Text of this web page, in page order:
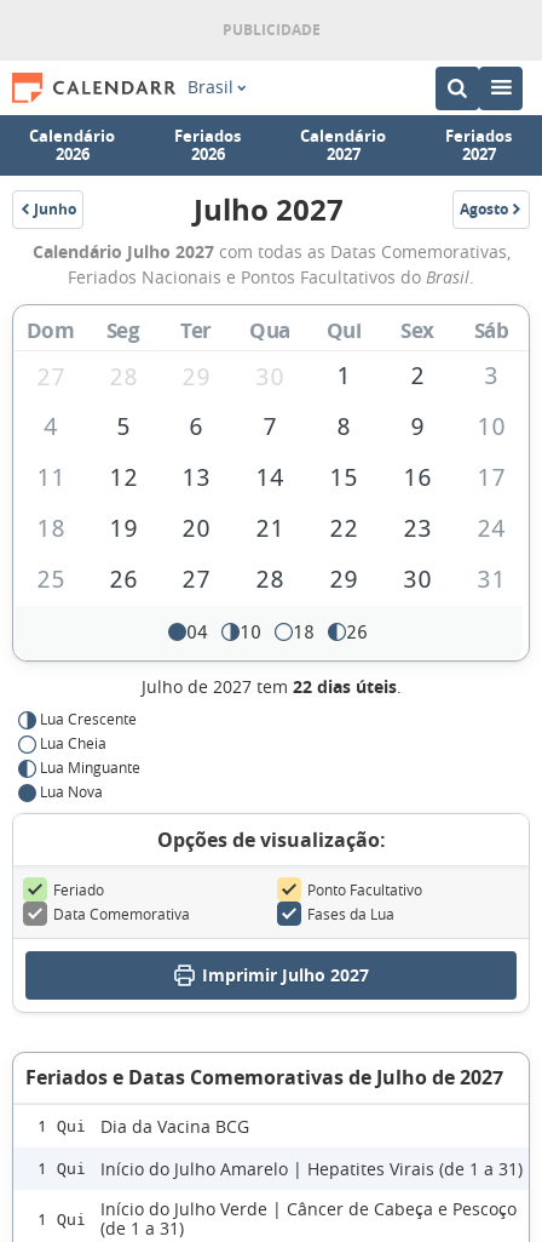
Brasil
Calendário
2026
Feriados
2026
Calendário
2027
Feriados
2027
Junho
2027
Calendário
de
Julho
de
2027
Julho 2027 Agosto
2027
Calendário Julho 2027com todas as Datas Comemorativas,
Feriados Nacionais e Pontos Facultativos do Brasil.
Dom Seg Ter Qua Qui Sex Sáb
27 28 29 30 1 2
3
4
5 6 7 8 9
10
11
12 13 14 15 16
17
18
19 20 21 22 23
24
25
26 27 28 29 30 31
04 10 18 26
Julho de 2027 tem 22 dias úteis.
Lua Crescente
Lua Cheia
Lua Minguante
Lua Nova
Opções de visualização:
Feriado
Ponto Facultativo
Data Comemorativa
Fases da Lua
Imprimir Julho 2027
Feriados e Datas Comemorativas de Julho de 2027
1 Qui Dia da Vacina BCG
1 Qui Início do Julho Amarelo | Hepatites Virais (de 1 a 31)
1 Qui
Início do Julho Verde | Câncer de Cabeça e Pescoço
(de 1 a 31)